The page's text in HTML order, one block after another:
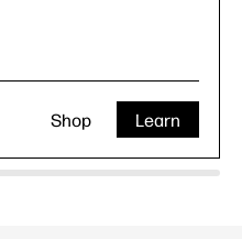
Learn
Shop